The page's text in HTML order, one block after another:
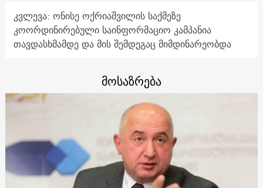
კვლევა: ონისე ოქრიაშვილის საქმეზე
კოორდინირებული საინფორმაციო კამპანია
თავდასხმამდე და მის შემდეგაც მიმდინარეობდა
მოსაზრება